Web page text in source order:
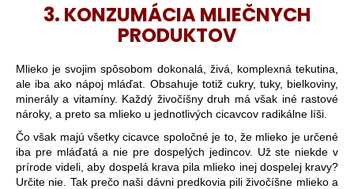
3. KONZUMÁCIA MLIEČNYCH
PRODUKTOV
Mlieko je svojim spôsobom dokonalá, živá, komplexná tekutina,
ale iba ako nápoj mláďat. Obsahuje totiž cukry, tuky, bielkoviny,
minerály a vitamíny. Každý živočíšny druh má však iné rastové
nároky, a preto sa mlieko u jednotlivých cicavcov radikálne líši.
Čo však majú všetky cicavce spoločné je to, že mlieko je určené
iba pre mláďatá a nie pre dospelých jedincov. Už ste niekde v
prírode videli, aby dospelá krava pila mlieko inej dospelej kravy?
Určite nie. Tak prečo naši dávni predkovia pili živočíšne mlieko a